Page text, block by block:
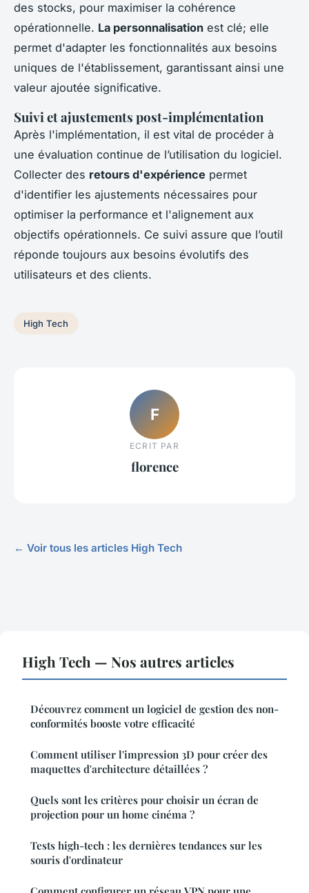
des stocks, pour maximiser la cohérence
opérationnelle. La personnalisation est clé; elle
permet d'adapter les fonctionnalités aux besoins
uniques de l'établissement, garantissant ainsi une
valeur ajoutée significative.
Suivi et ajustements post-implémentation
Après l'implémentation, il est vital de procéder à
une évaluation continue de l’utilisation du logiciel.
Collecter des retours d'expérience permet
d'identifier les ajustements nécessaires pour
optimiser la performance et l'alignement aux
objectifs opérationnels. Ce suivi assure que l’outil
réponde toujours aux besoins évolutifs des
utilisateurs et des clients.
High Tech
F
ECRIT PAR
florence
← Voir tous les articles High Tech
High Tech — Nos autres articles
Découvrez comment un logiciel de gestion des non-
conformités booste votre efficacité
Comment utiliser l'impression 3D pour créer des
maquettes d'architecture détaillées ?
Quels sont les critères pour choisir un écran de
projection pour un home cinéma ?
Tests high-tech : les dernières tendances sur les
souris d'ordinateur